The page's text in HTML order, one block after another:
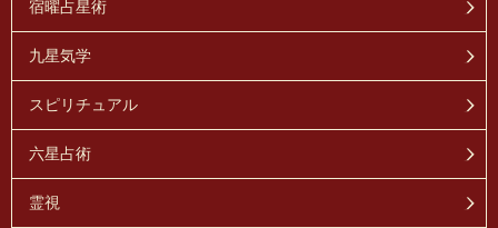
宿曜占星術
九星気学
スピリチュアル
六星占術
霊視